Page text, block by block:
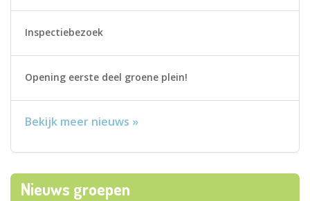
Inspectiebezoek
Opening eerste deel groene plein!
Bekijk meer nieuws »
Nieuws groepen